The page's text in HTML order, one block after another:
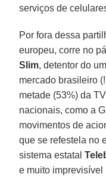
serviços de
Por fora dessa
europeu, corre no
Slim, detentor do
mercado brasileiro
metade (53%) da
nacionais, como a
movimentos de
que se refestela no
sistema estatal
e muito